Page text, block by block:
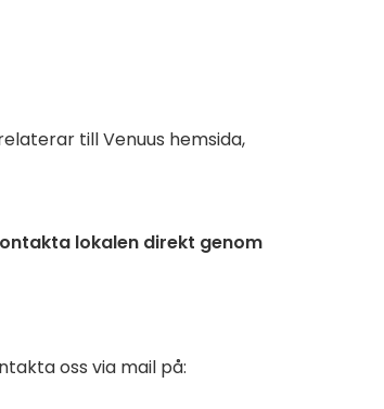
till Venuus hemsida,
lokalen direkt genom
oss via mail på: